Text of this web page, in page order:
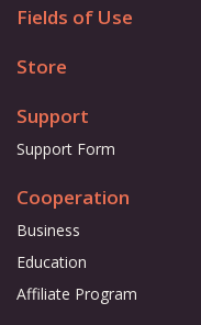
Fields of Use
Store
Support
Support Form
Cooperation
Business
Education
Affiliate Program